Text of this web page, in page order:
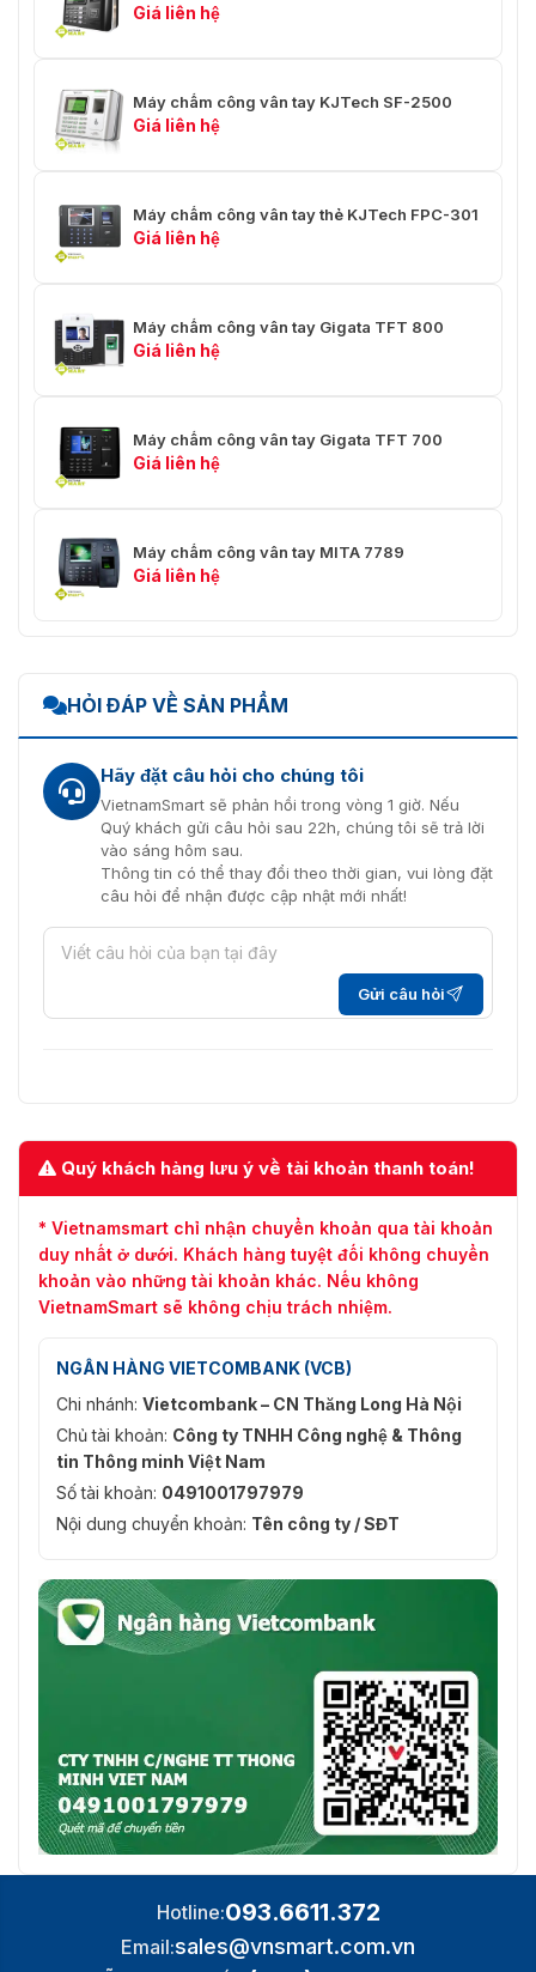
>> Tham khảo thêm:Máy chấm công vân tay KJTech
SF-3000giá rẻ 2024
3300 tại VietnamSmart
VietnamSmart
KJTech KJ-3300
mang đến cho người dùng sản phẩm chính hãng với giá
thành tốt nhất. Cùng với đó là dịch vụ chăm sóc khách
Giá liên hệ
Máy chấm công vân tay KJTech SF-2500
Giá liên hệ
Máy chấm công vân tay thẻ KJTech FPC-301
Giá liên hệ
Máy chấm công vân tay Gigata TFT 800
Giá liên hệ
Máy chấm công vân tay Gigata TFT 700
Giá liên hệ
Máy chấm công vân tay MITA 7789
Giá liên hệ
HỎI ĐÁP VỀ SẢN PHẨM
Hãy đặt câu hỏi cho chúng tôi
VietnamSmart sẽ phản hồi trong vòng 1 giờ. Nếu
Quý khách gửi câu hỏi sau 22h, chúng tôi sẽ trả lời
vào sáng hôm sau.
Thông tin có thể thay đổi theo thời gian, vui lòng đặt
câu hỏi để nhận được cập nhật mới nhất!
Gửi câu hỏi
Quý khách hàng lưu ý về tài khoản thanh toán!
* Vietnamsmart chỉ nhận chuyển khoản qua tài khoản
duy nhất ở dưới. Khách hàng tuyệt đối không chuyển
khoản vào những tài khoản khác. Nếu không
VietnamSmart sẽ không chịu trách nhiệm.
NGÂN HÀNG VIETCOMBANK (VCB)
Chi nhánh: Vietcombank – CN Thăng Long Hà Nội
Chủ tài khoản: Công ty TNHH Công nghệ & Thông
tin Thông minh Việt Nam
Số tài khoản: 0491001797979
Nội dung chuyển khoản: Tên công ty / SĐT
Hotline:093.6611.372
Email:sales@vnsmart.com.vn